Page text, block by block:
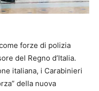
forze di polizia
del Regno d’Italia.
italiana, i Carabinieri
della nuova